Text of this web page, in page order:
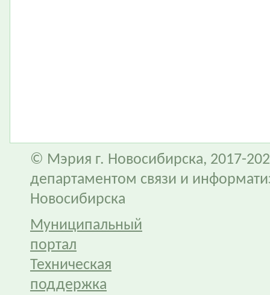
© Мэрия г. Новосибирска, 2017-
департаментом связи и
Новосибирска
Муниципальный
портал
Техническая
поддержка